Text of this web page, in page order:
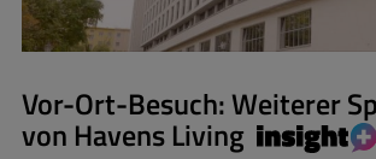
Vor-Ort-Besuch: Weiterer
von Havens Living